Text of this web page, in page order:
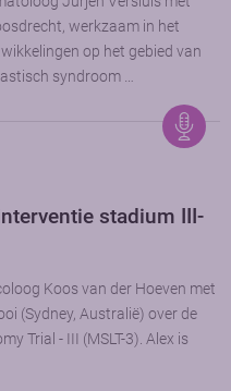
werkzaam in het
op het gebied van
syndroom …
stadium III-
Koos van der Hoeven met
(Sydney, Australië) over de
Trial - III (MSLT-3). Alex is